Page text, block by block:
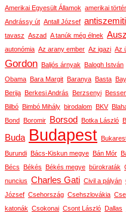
Amerikai Egyesült Államok amerikai
Andrássy út Antall József
tavasz Aszad A tanúk még élnek
autonómia Az arany ember Az igazi Az
Gordon
Baljós árnyak Balogh István
Obama
Bara Margit Baranya Basta
Berija Berkesi András Berzsenyi
Bilbó
Bimbó Mihály birodalom BKV
Bond
Boromir Borsod Botka László
Buda Budapest
Burundi Bács-Kiskun megye Bán Mór
Bécs
Békés Békés megye bürokraták
nuncius Charles Gati Civil a pályán
József Csehország Csehszlovákia
katonák Csokonai Csont László Dallas